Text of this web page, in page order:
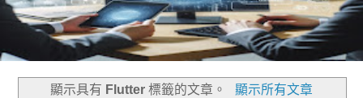
顯示具有 Flutter 標籤的文章。 顯示所有文章